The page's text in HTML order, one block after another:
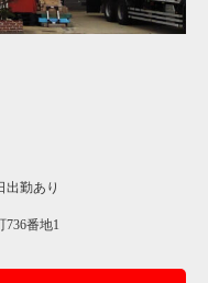
勤あり
736番地1